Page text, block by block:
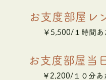
お支度部屋レ
￥5,500/１時間あ
お支度部屋当
￥2,200/１０分あ